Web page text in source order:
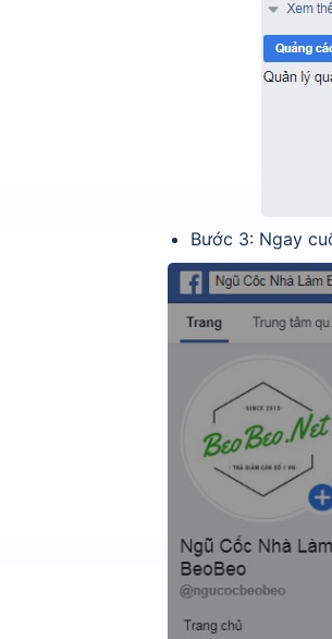
Bước 3: Ngay